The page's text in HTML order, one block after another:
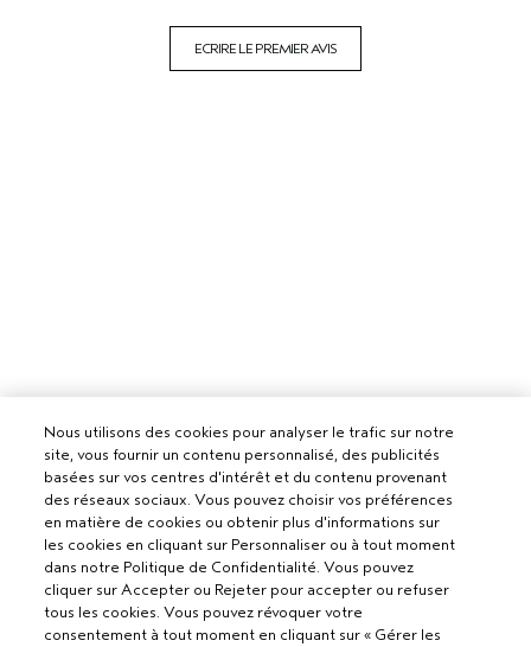
ECRIRE LE PREMIER AVIS
Nous utilisons des cookies pour analyser le trafic sur notre
site, vous fournir un contenu personnalisé, des publicités
basées sur vos centres d'intérêt et du contenu provenant
des réseaux sociaux. Vous pouvez choisir vos préférences
en matière de cookies ou obtenir plus d'informations sur
les cookies en cliquant sur Personnaliser ou à tout moment
dans notre Politique de Confidentialité. Vous pouvez
cliquer sur Accepter ou Rejeter pour accepter ou refuser
tous les cookies. Vous pouvez révoquer votre
consentement à tout moment en cliquant sur « Gérer les